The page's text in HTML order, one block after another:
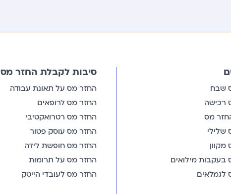
שבח
רכישה
מס
שלילי
בעקבות מילואים
לגמלאים
סיבות לקבלת החזר מס
החזר מס על תאונת עבודה
החזר מס לרופאים
החזר מס רטרואקטיבי
החזר מס עוסק פטור
החזר מס חופשת לידה
החזר מס על תרומות
החזר מס לעובדי הייטק